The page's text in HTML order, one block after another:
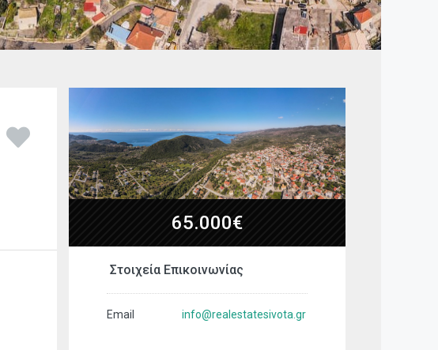
65.000€
Στοιχεία Επικοινωνίας
Email info@realestatesivota.gr